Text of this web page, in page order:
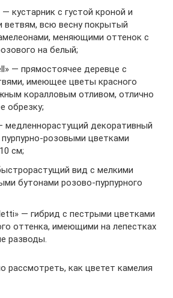
кустарник с густой кроной и
ветвям, всю весну покрытый
меняющими оттенок с
на белый;
— прямостоячее деревце с
имеющее цветы красного
коралловым отливом, отлично
обрезку;
медленнорастущий декоративный
пурпурно-розовыми цветками
см;
вид с мелкими
бутонами розово-пурпурного
— гибрид с пестрыми цветками
оттенка, имеющими на лепестках
разводы.
как цветет камелия